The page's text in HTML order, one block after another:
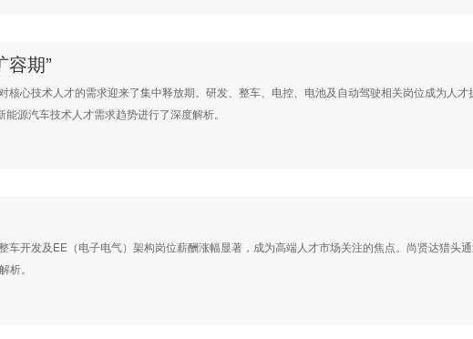
容期”
技术人才的需求迎来了集中释放期。研发、整车、电控、电池及自动驾驶相关岗位成为人才
源汽车技术人才需求趋势进行了深度解析。
发及EE（电子电气）架构岗位薪酬涨幅显著，成为高端人才市场关注的焦点。尚贤达猎头
析。